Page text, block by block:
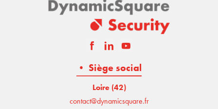
• Siège social
Loire (42)
contact@dynamicsquare.fr